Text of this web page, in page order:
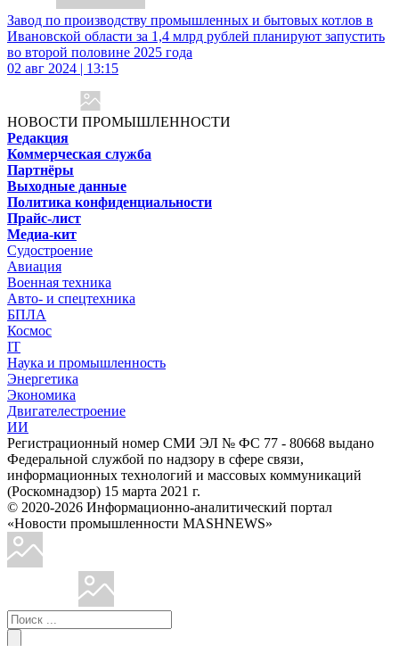
Завод по производству промышленных и бытовых котлов в
Ивановской области за 1,4 млрд рублей планируют запустить
во второй половине 2025 года
02 авг 2024 | 13:15
НОВОСТИ ПРОМЫШЛЕННОСТИ
Редакция
Коммерческая служба
Партнёры
Выходные данные
Политика конфиденциальности
Прайс-лист
Медиа-кит
Судостроение
Авиация
Военная техника
Авто- и спецтехника
БПЛА
Космос
IT
Наука и промышленность
Энергетика
Экономика
Двигателестроение
ИИ
Регистрационный номер СМИ ЭЛ № ФС 77 - 80668 выдано
Федеральной службой по надзору в сфере связи,
информационных технологий и массовых коммуникаций
(Роскомнадзор) 15 марта 2021 г.
© 2020-2026 Информационно-аналитический портал
«Новости промышленности MASHNEWS»